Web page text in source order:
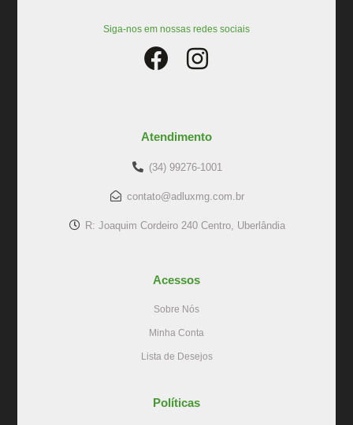
Siga-nos em nossas redes sociais
Atendimento
(34) 99276-1001
contato@adluxmg.com.br
R: Joaquim Cordeiro 240 Centro, Uberlândia
Acessos
Sobre Nós
Minha Conta
Lista de Desejos
Políticas